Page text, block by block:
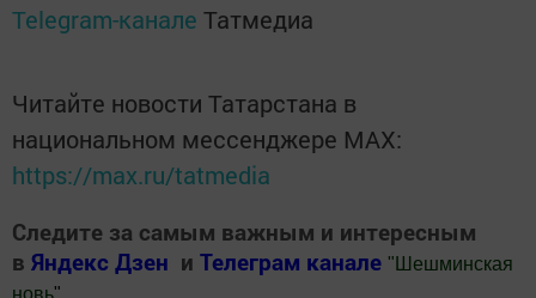
Telegram-канале Татмедиа
Читайте новости Татарстана в
национальном мессенджере MАХ:
https://max.ru/tatmedia
Следите за самым важным и интересным
в Яндекс Дзен и Телеграм канале " Шешминская
новь"